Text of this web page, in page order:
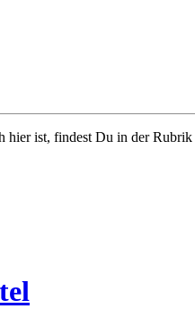
hier ist, findest Du in der Rubrik